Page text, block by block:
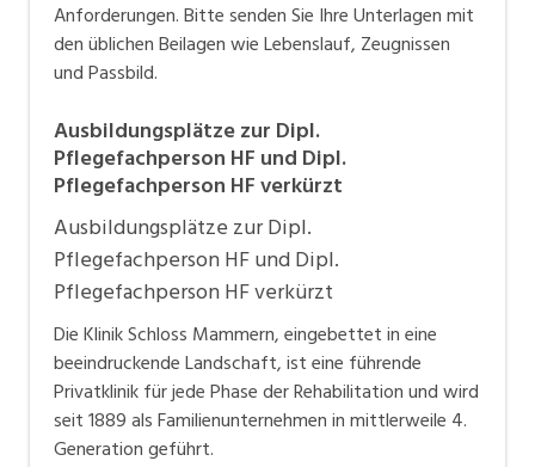
Anforderungen. Bitte senden Sie Ihre Unterlagen mit
den üblichen Beilagen wie Lebenslauf, Zeugnissen
und Passbild.
Ausbildungsplätze zur Dipl.
Pflegefachperson HF und Dipl.
Pflegefachperson HF verkürzt
Ausbildungsplätze zur Dipl.
Pflegefachperson HF und Dipl.
Pflegefachperson HF verkürzt
Die Klinik Schloss Mammern, eingebettet in eine
beeindruckende Landschaft, ist eine führende
Privatklinik für jede Phase der Rehabilitation und wird
seit 1889 als Familienunternehmen in mittlerweile 4.
Generation geführt.